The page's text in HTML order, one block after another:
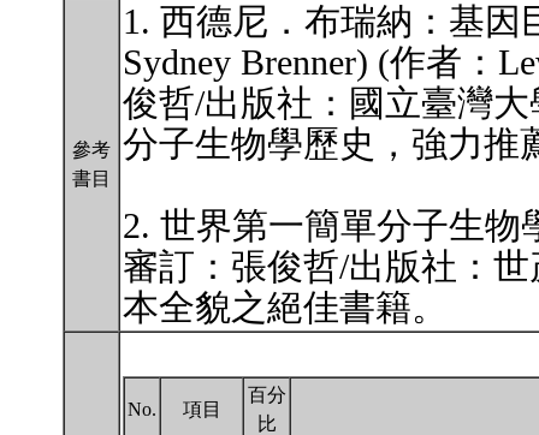
參考
書目
1. 西德尼．布瑞納：基因
Sydney Brenner) (作者：
俊哲/出版社：國立臺灣
分子生物學歷史，強力推
2. 世界第一簡單分子生
審訂：張俊哲/出版社：
本全貌之絕佳書籍。
No. 項目
百分
比